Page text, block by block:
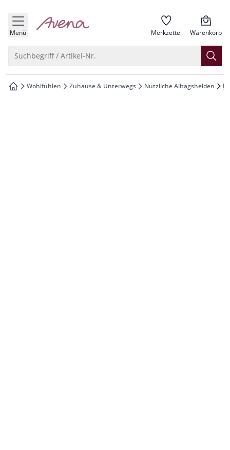
springen
springen
springen
springen
Menü zur Startseite Merkzettel Warenkorb
Suchbegriff / Artikel-Nr.
zur Startseite
Wohlfühlen Zuhause & Unterwegs Nützliche Alltagshelden